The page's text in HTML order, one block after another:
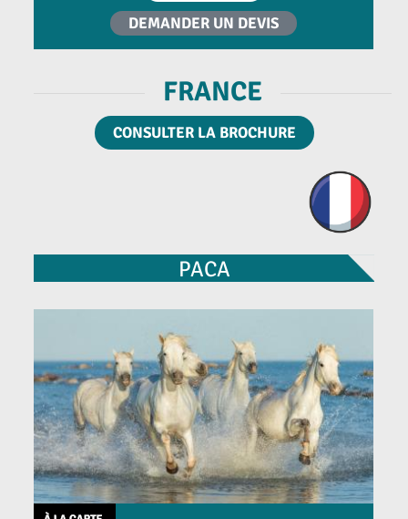
DEMANDER UN DEVIS
FRANCE
CONSULTER LA BROCHURE
PACA